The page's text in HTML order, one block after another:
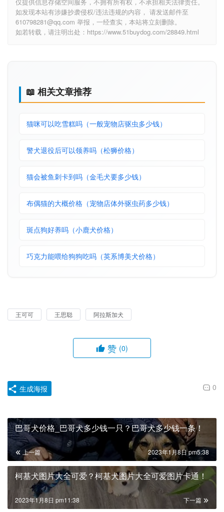
仅提供信息存储空间服务，不拥有所有权，不承担相关法律责任。
如发现本站有涉嫌抄袭侵权/违法违规的内容， 请发送邮件至
610798281@qq.com 举报，一经查实，本站将立刻删除。
如若转载，请注明出处：https://www.51buydog.com/28849.html
📖 相关文章推荐
猫咪可以吃雪糕吗（一般宠物店驱虫多少钱）
警犬退役后可以领养吗（松狮价格）
猫会被鱼刺卡到吗（金毛犬要多少钱）
布偶猫的大概价格（宠物店体外驱虫药多少钱）
斑点狗好养吗（小鹿犬价格）
巧克力能喂给狗狗吃吗（英系博美犬价格）
王可可 王思聪 阿拉斯加犬
赞 (0)
0
生成海报
巴哥犬价格_巴哥犬多少钱一只？巴哥犬多少钱一条！
上一篇 2023年1月8日 pm5:38
柯基犬图片大全可爱？柯基犬图片大全可爱图片卡通！
下一篇
2023年1月8日 pm11:38